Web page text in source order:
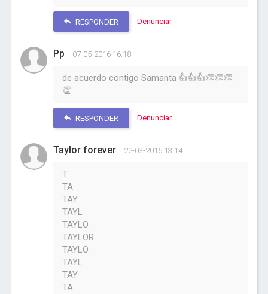
RESPONDER Denunciar
Pp 07-05-2016 16:18
de acuerdo contigo Samanta 👍👍👍👏👏👏
👏
RESPONDER Denunciar
Taylor forever 22-03-2016 13:14
T
TA
TAY
TAYL
TAYLO
TAYLOR
TAYLO
TAYL
TAY
TA